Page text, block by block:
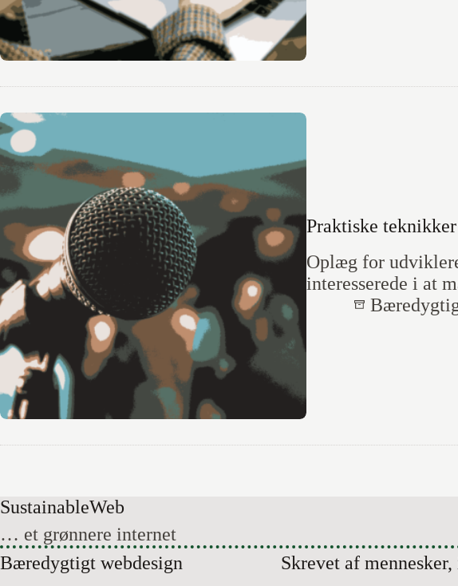
Praktiske
Oplæg for
interesserede i at
SustainableWeb
… et grønnere internet
Bæredygtigt webdesign Skrevet af